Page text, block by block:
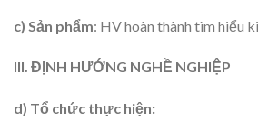
c) Sản phẩm: HV hoàn thành tìm hiểu
III. ĐỊNH HƯỚNG NGHỀ NGHIỆP
d) Tổ chức thực hiện: